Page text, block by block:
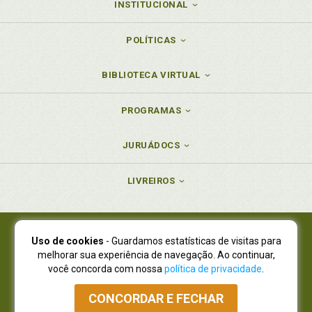
INSTITUCIONAL
POLÍTICAS
BIBLIOTECA VIRTUAL
PROGRAMAS
JURUÁDOCS
LIVREIROS
Juruá Editora Ltda., CNPJ 77.535.508/0001-19
Juruá Informática Ltda., CNPJ 01.701.561/0001-80
NOVO ENDEREÇO:R. Flávio Dallegrave, 7665, São Lourenço |
Curitiba - Paraná - CEP 82210-310
Atendimento: (41) 4009-3900|Vendas Atacado: (41) 4009-3939
Uso de cookies - Guardamos estatísticas de visitas para
melhorar sua experiência de navegação. Ao continuar,
você concorda com nossa política de privacidade
CONCORDAR E FECHAR